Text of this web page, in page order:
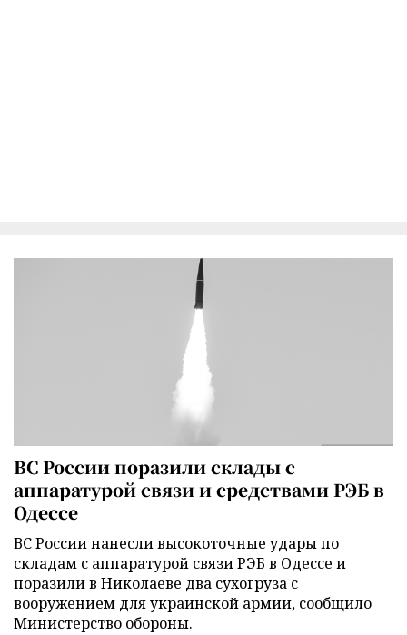
ВС России поразили склады с
аппаратурой связи и средствами РЭБ в
Одессе
ВС России нанесли высокоточные удары по
складам с аппаратурой связи РЭБ в Одессе и
поразили в Николаеве два сухогруза с
вооружением для украинской армии, сообщило
Министерство обороны.